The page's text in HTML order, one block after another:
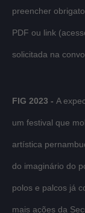
preencher
PDF ou link
solicitada na
FIG 2023 - A
um festival que
artística
do imaginário do
polos e palcos já
mais ações da